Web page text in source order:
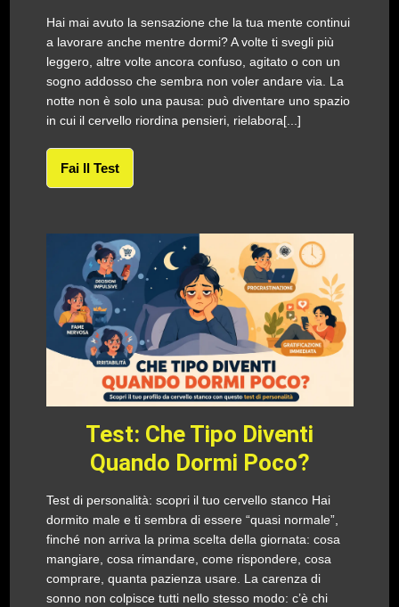
Hai mai avuto la sensazione che la tua mente continui
a lavorare anche mentre dormi? A volte ti svegli più
leggero, altre volte ancora confuso, agitato o con un
sogno addosso che sembra non voler andare via. La
notte non è solo una pausa: può diventare uno spazio
in cui il cervello riordina pensieri, rielabora[...]
Fai Il Test
Test: Che Tipo Diventi
Quando Dormi Poco?
Test di personalità: scopri il tuo cervello stanco Hai
dormito male e ti sembra di essere “quasi normale”,
finché non arriva la prima scelta della giornata: cosa
mangiare, cosa rimandare, come rispondere, cosa
comprare, quanta pazienza usare. La carenza di
sonno non colpisce tutti nello stesso modo: c’è chi